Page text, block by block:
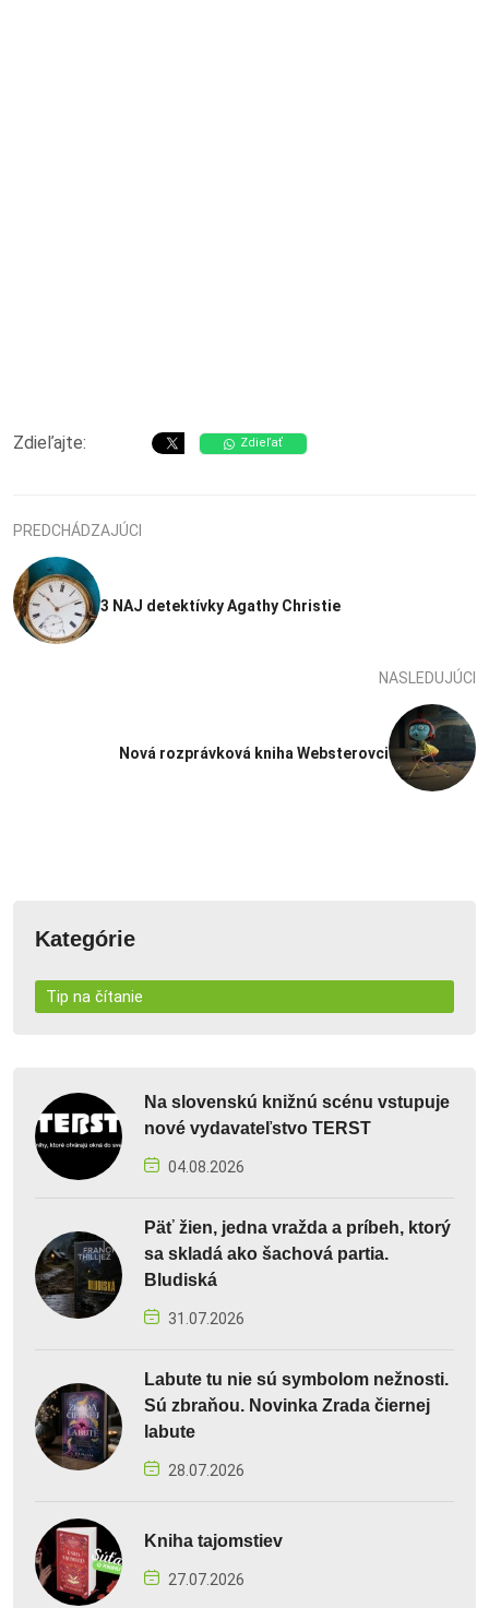
Zdieľajte: Zdieľať
PREDCHÁDZAJÚCI
3 NAJ detektívky Agathy Christie
NASLEDUJÚCI
Nová rozprávková kniha Websterovci
Kategórie
Tip na čítanie
Na slovenskú knižnú scénu vstupuje
nové vydavateľstvo TERST
04.08.2026
Päť žien, jedna vražda a príbeh, ktorý
sa skladá ako šachová partia.
Bludiská
31.07.2026
Labute tu nie sú symbolom nežnosti.
Sú zbraňou. Novinka Zrada čiernej
labute
28.07.2026
Kniha tajomstiev
27.07.2026